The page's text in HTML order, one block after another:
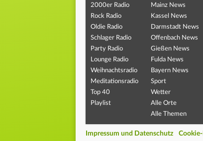
2000er Radio
Rock Radio
Oldie Radio
Schlager Radio
Party Radio
Lounge Radio
Weihnachtsradio
Meditationsradio
Top 40
Playlist
Mainz News
Kassel News
Darmstadt News
Offenbach News
Gießen News
Fulda News
Bayern News
Sport
Wetter
Alle Orte
Alle Themen
Impressum und Datenschutz